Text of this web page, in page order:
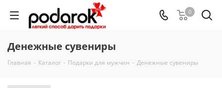
0
Денежные сувениры
Главная - Каталог - Подарки для мужчин - Денежные сувениры